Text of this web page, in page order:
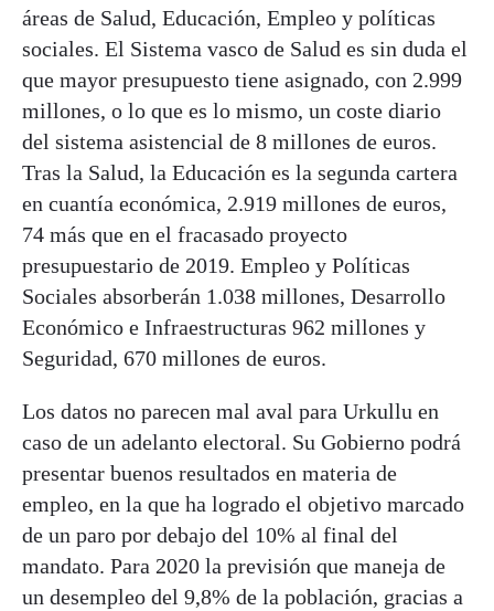
áreas de Salud, Educación, Empleo y políticas
sociales. El Sistema vasco de Salud es sin duda el
que mayor presupuesto tiene asignado, con 2.999
millones, o lo que es lo mismo, un coste diario
del sistema asistencial de 8 millones de euros.
Tras la Salud, la Educación es la segunda cartera
en cuantía económica, 2.919 millones de euros,
74 más que en el fracasado proyecto
presupuestario de 2019. Empleo y Políticas
Sociales absorberán 1.038 millones, Desarrollo
Económico e Infraestructuras 962 millones y
Seguridad, 670 millones de euros.
Los datos no parecen mal aval para Urkullu en
caso de un adelanto electoral. Su Gobierno podrá
presentar buenos resultados en materia de
empleo, en la que ha logrado el objetivo marcado
de un paro por debajo del 10% al final del
mandato. Para 2020 la previsión que maneja de
un desempleo del 9,8% de la población, gracias a